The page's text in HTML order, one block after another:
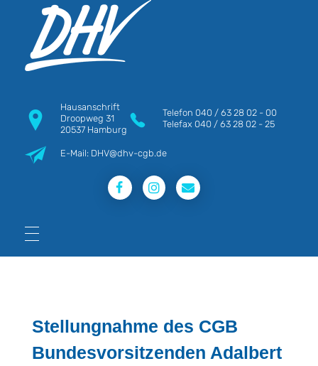
Hausanschrift
Droopweg 31
20537 Hamburg
Telefon 040 / 63 28 02 - 00
Telefax 040 / 63 28 02 - 25
E-Mail: DHV@dhv-cgb.de
Stellungnahme des CGB
Bundesvorsitzenden Adalbert